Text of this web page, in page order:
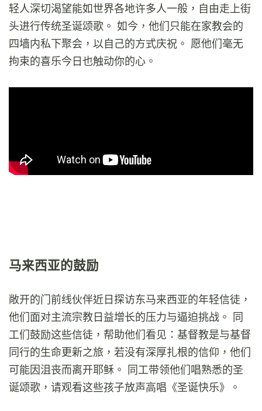
轻人深切渴望能如世界各地许多人一般，自由走上街
头进行传统圣诞颂歌。 如今，他们只能在家教会的
四墙内私下聚会，以自己的方式庆祝。 愿他们毫无
拘束的喜乐今日也触动你的心。
马来西亚的鼓励
敞开的门前线伙伴近日探访东马来西亚的年轻信徒，
他们面对主流宗教日益增长的压力与逼迫挑战。 同
工们鼓励这些信徒，帮助他们看见：基督教是与基督
同行的生命更新之旅，若没有深厚扎根的信仰，他们
可能因沮丧而离开耶稣。 同工带领他们唱熟悉的圣
诞颂歌，请观看这些孩子放声高唱《圣诞快乐》。